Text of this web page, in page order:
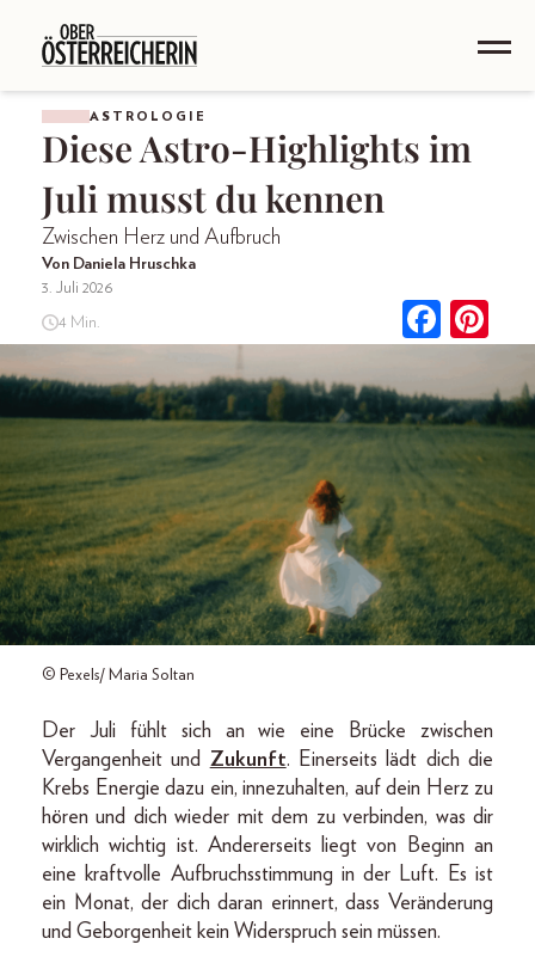
ASTROLOGIE
Diese Astro-Highlights im
Juli musst du kennen
Zwischen Herz und Aufbruch
Von Daniela Hruschka
3. Juli 2026
4 Min.
© Pexels/ Maria Soltan
Der Juli fühlt sich an wie eine Brücke zwischen
Vergangenheit und Zukunft. Einerseits lädt dich die
Krebs Energie dazu ein, innezuhalten, auf dein Herz zu
hören und dich wieder mit dem zu verbinden, was dir
wirklich wichtig ist. Andererseits liegt von Beginn an
eine kraftvolle Aufbruchsstimmung in der Luft. Es ist
ein Monat, der dich daran erinnert, dass Veränderung
und Geborgenheit kein Widerspruch sein müssen.